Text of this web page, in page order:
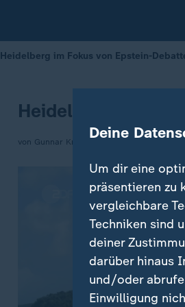
Heidelberg im Fokus von Epstein-
Heidelberg im
von Gunnar Krüger Deine
Um dir eine
präsentieren zu
vergleichbare
Techniken sind
deiner
darüber hinaus
und/oder
Einwilligung